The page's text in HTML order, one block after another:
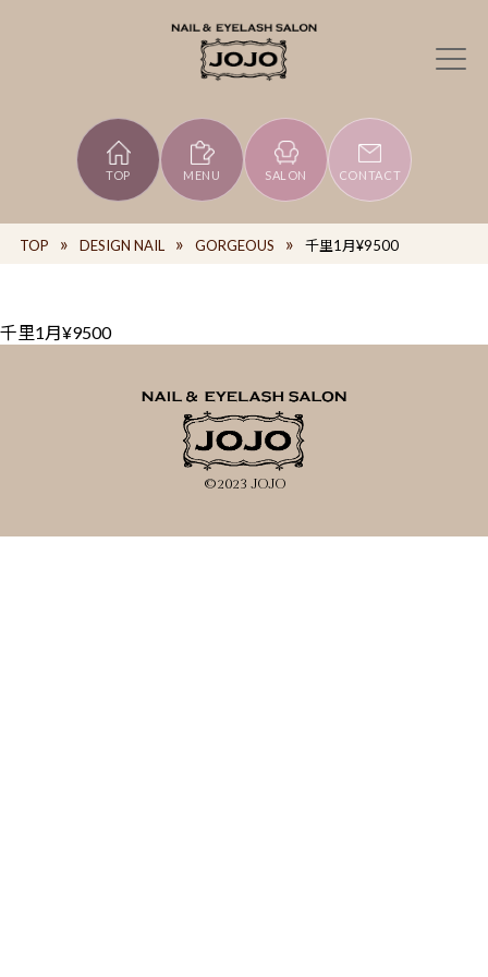
TOP MENU SALON CONTACT
TOP DESIGN NAIL GORGEOUS 千里1月¥9500
千里1月¥9500
©2023 JOJO